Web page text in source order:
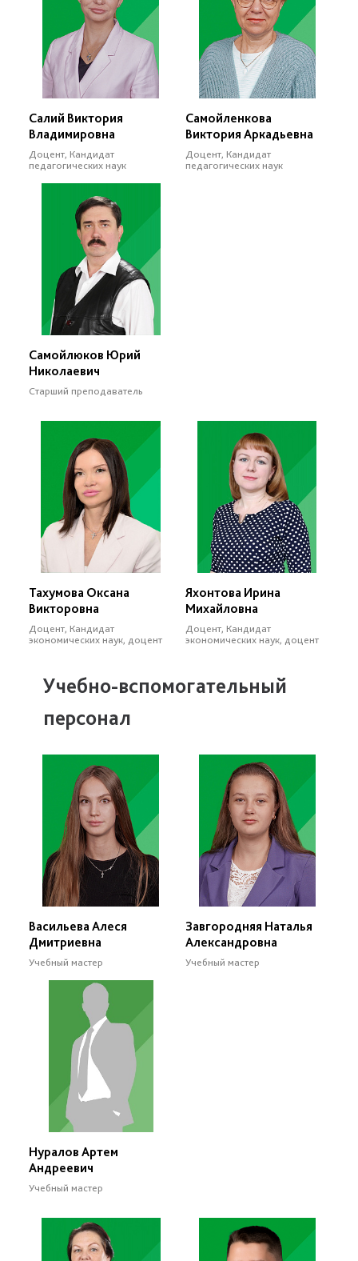
Салий Виктория
Владимировна
Доцент, Кандидат
педагогических наук
Самойленкова
Виктория Аркадьевна
Доцент, Кандидат
педагогических наук
Самойлюков Юрий
Николаевич
Старший преподаватель
Тахумова Оксана
Викторовна
Доцент, Кандидат
экономических наук, доцент
Яхонтова Ирина
Михайловна
Доцент, Кандидат
экономических наук, доцент
Учебно-вспомогательный
персонал
Васильева Алеся
Дмитриевна
Учебный мастер
Завгородняя Наталья
Александровна
Учебный мастер
Нуралов Артем
Андреевич
Учебный мастер